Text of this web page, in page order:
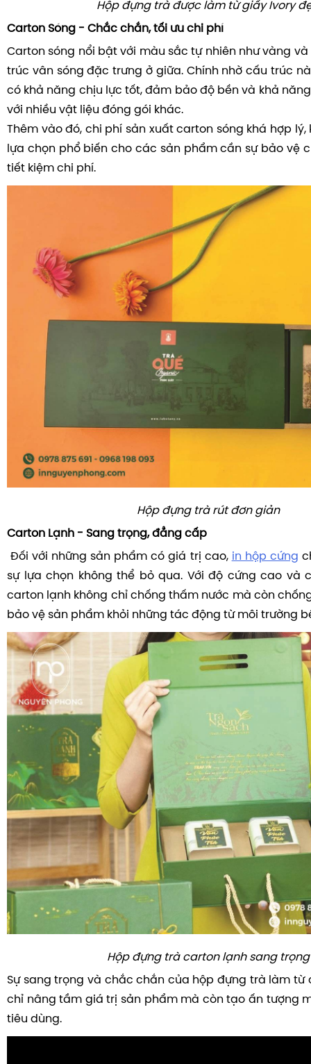
Hộp đựng trà được làm từ giấy Ivory
Carton Sóng - Chắc chắn, tối ưu chi phí
Carton sóng nổi bật với màu sắc tự nhiên như vàng
trúc vân sóng đặc trưng ở giữa. Chính nhờ cấu trúc
có khả năng chịu lực tốt, đảm bảo độ bền và khả
với nhiều vật liệu đóng gói khác.
Thêm vào đó, chi phí sản xuất carton sóng khá hợp lý,
lựa chọn phổ biến cho các sản phẩm cần sự bảo vệ
tiết kiệm chi phí.
Hộp đựng trà rút đơn giản
Carton Lạnh - Sang trọng, đẳng cấp
Đối với những sản phẩm có giá trị cao, in hộp cứng
sự lựa chọn không thể bỏ qua. Với độ cứng cao và
carton lạnh không chỉ chống thấm nước mà còn
bảo vệ sản phẩm khỏi những tác động từ môi trường
Hộp đựng trà carton lạnh sang trọng
Sự sang trọng và chắc chắn của hộp đựng trà làm từ
chỉ nâng tầm giá trị sản phẩm mà còn tạo ấn tượng
tiêu dùng.